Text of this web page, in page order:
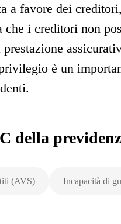
a favore dei
i creditori non
è un
della
(AVS) Incapacità di